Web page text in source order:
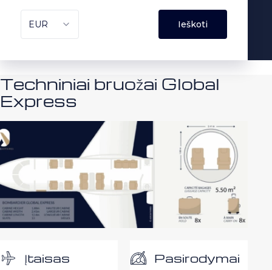
Techniniai bruožai Global
Express
Įtaisas Pasirodymai